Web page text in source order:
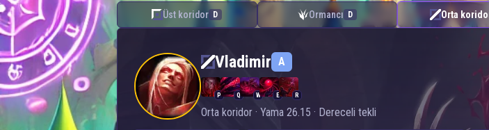
Üst koridor D Ormancı D Orta
Vladimir — Orta koridor
Vladimir A
P Q W E R
Orta koridor · Yama 26.15 · Dereceli tekli